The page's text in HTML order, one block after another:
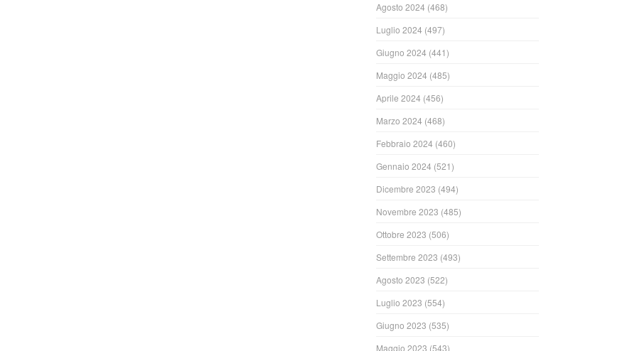
Agosto 2024 (468)
Luglio 2024 (497)
Giugno 2024 (441)
Maggio 2024 (485)
Aprile 2024 (456)
Marzo 2024 (468)
Febbraio 2024 (460)
Gennaio 2024 (521)
Dicembre 2023 (494)
Novembre 2023 (485)
Ottobre 2023 (506)
Settembre 2023 (493)
Agosto 2023 (522)
Luglio 2023 (554)
Giugno 2023 (535)
Maggio 2023 (543)